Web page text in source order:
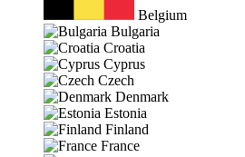
Belgium
Bulgaria
Croatia
Cyprus
Czech
Denmark
Estonia
Finland
France